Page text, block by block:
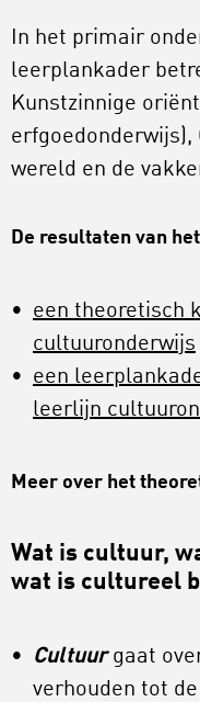
In het primair
leerplankader
Kunstzinnige
erfgoedonderwijs),
wereld en de
De resultaten van
een theoretisch
cultuuronderwijs
een
leerlijn
Meer over het
Wat is cultuur,
wat is cultureel
Cultuurgaat
verhouden tot